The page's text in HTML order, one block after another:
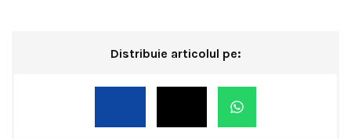
Distribuie articolul pe: